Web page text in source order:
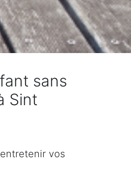
sans
Sint
vos